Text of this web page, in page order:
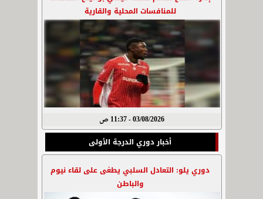
للمنافسات المحلية والقارية
03/08/2026 - 11:37 ص
أخبار دوري الدرجة الأولى
دوري يلو: التعادل السلبي يطغى على لقاء نيوم
والباطن